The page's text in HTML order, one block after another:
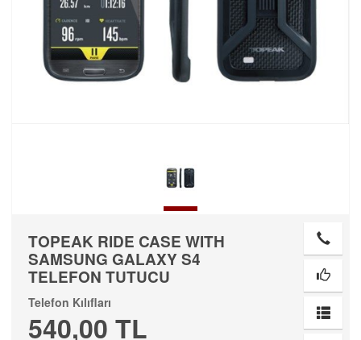
TOPEAK RIDE CASE WITH
SAMSUNG GALAXY S4
TELEFON TUTUCU
Telefon Kılıfları
540,00 TL